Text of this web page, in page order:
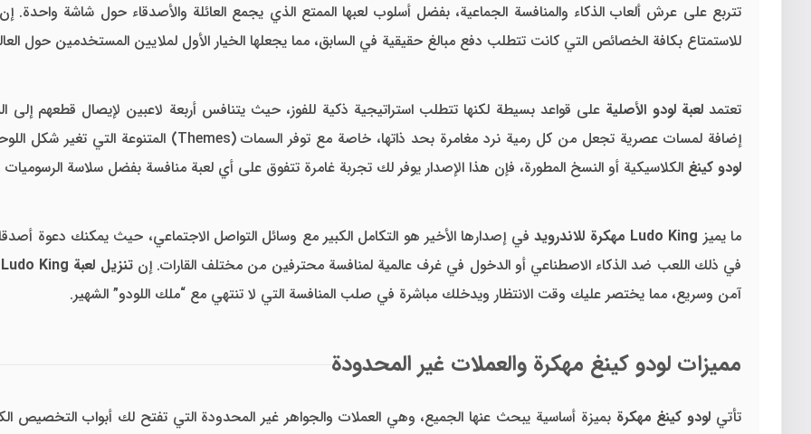
تتربع على عرش ألعاب الذكاء والمنافسة الجماعية، بفضل أسلوب لعبها الممتع الذي يجمع العائلة والأصدقاء حول شاشة واحدة. إن
للاستمتاع بكافة الخصائص التي كانت تتطلب دفع مبالغ حقيقية في السابق، مما يجعلها الخيار الأول لملايين المستخدمين حول
تعتمدلعبة لودو الأصلية على قواعد بسيطة لكنها تتطلب استراتيجية ذكية للفوز، حيث يتنافس أربعة لاعبين لإيصال قطعهم إلى
إضافة لمسات عصرية تجعل من كل رمية نرد مغامرة بحد ذاتها، خاصة مع توفر السمات (Themes) المتنوعة التي تغير شكل اللوحة والخلفيات لتناسب ذوق كل لاعب. سواء كنت تبحث عن
لودو كينغ الكلاسيكية أو النسخ المطورة، فإن هذا الإصدار يوفر لك تجربة غامرة تتفوق على أي لعبة منافسة بفضل سلاسة الرسوميات
ما يميز Ludo King مهكرة للاندرويد
في إصدارها الأخير هو التكامل الكبير مع وسائل التواصل الاجتماعي، حيث يمكنك دعوة
في ذلك اللعب ضد الذكاء الاصطناعي أو الدخول في غرف عالمية لمنافسة محترفين من مختلف القارات. إنتنزيل لعبة Ludo King مهكرة من ميديا فاير
آمن وسريع، مما يختصر عليك وقت الانتظار ويدخلك مباشرة في صلب المنافسة التي لا تنتهي مع “ملك اللودو” الشهير.
مميزات لودو كينغ مهكرة والعملات غير المحدودة
تأتي لودو كينغ مهكرة بميزة أساسية يبحث عنها الجميع، وهي العملات والجواهر غير المحدودة التي تفتح لك أبواب التخصيص